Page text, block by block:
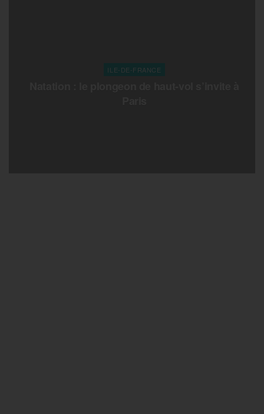
ILE-DE-FRANCE